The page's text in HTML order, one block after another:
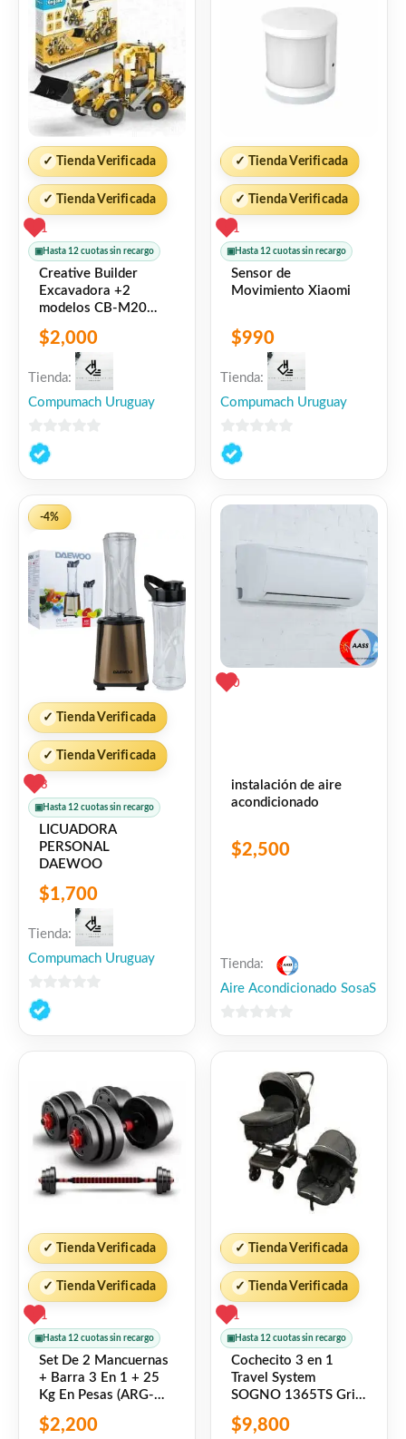
✓ Tienda Verificada
✓ Tienda Verificada
1
▣ Hasta 12 cuotas sin recargo
Creative Builder
Excavadora +2
modelos CB-M20
ENGINO
$2,000
Tienda:
Compumach Uruguay
0
de
✓ Tienda Verificada
✓ Tienda Verificada
1
▣ Hasta 12 cuotas sin recargo
Sensor de
Movimiento Xiaomi
$990
Tienda:
Compumach Uruguay
0
de
-4%
✓ Tienda Verificada
✓ Tienda Verificada
3
▣ Hasta 12 cuotas sin recargo
LICUADORA
PERSONAL
DAEWOO
$1,700
Tienda:
Compumach Uruguay
0
de
0
instalación de aire
acondicionado
$2,500
Tienda:
Aire Acondicionado SosaS
✓ Tienda Verificada
✓ Tienda Verificada
1
▣ Hasta 12 cuotas sin recargo
Set De 2 Mancuernas
+ Barra 3 En 1 + 25
Kg En Pesas (ARG-
007) Randers
$2,200
✓ Tienda Verificada
✓ Tienda Verificada
1
▣ Hasta 12 cuotas sin recargo
Cochecito 3 en 1
Travel System
SOGNO 1365TS Gris
Oscuro Tinok
$9,800